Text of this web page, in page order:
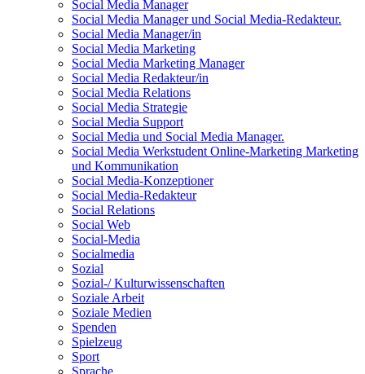
Social Media Manager
Social Media Manager und Social Media-Redakteur.
Social Media Manager/in
Social Media Marketing
Social Media Marketing Manager
Social Media Redakteur/in
Social Media Relations
Social Media Strategie
Social Media Support
Social Media und Social Media Manager.
Social Media Werkstudent Online-Marketing Marketing
und Kommunikation
Social Media-Konzeptioner
Social Media-Redakteur
Social Relations
Social Web
Social-Media
Socialmedia
Sozial
Sozial-/ Kulturwissenschaften
Soziale Arbeit
Soziale Medien
Spenden
Spielzeug
Sport
Sprache